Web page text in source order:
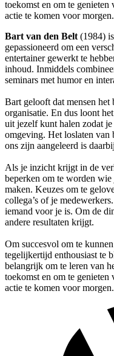
toekomst en om te
actie te komen voor morgen.
Bart van den Belt(1984) is
gepassioneerd om een
entertainer gewerkt te
inhoud. Inmiddels
seminars met humor en
Bart gelooft dat mensen
organisatie. En dus loont
uit jezelf kunt halen zodat
omgeving. Het loslaten van
ons zijn aangeleerd is
Als je inzicht krijgt in de
beperken om te worden
maken. Keuzes om te
collega’s of je
iemand voor je is. Om de
andere resultaten krijgt.
Om succesvol om te
tegelijkertijd enthousiast te
belangrijk om te leren van
toekomst en om te
actie te komen voor morgen.